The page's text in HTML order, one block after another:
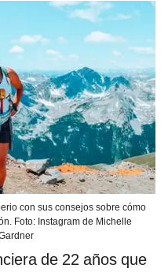
con sus consejos sobre cómo
Foto: Instagram de Michelle
de 22 años que